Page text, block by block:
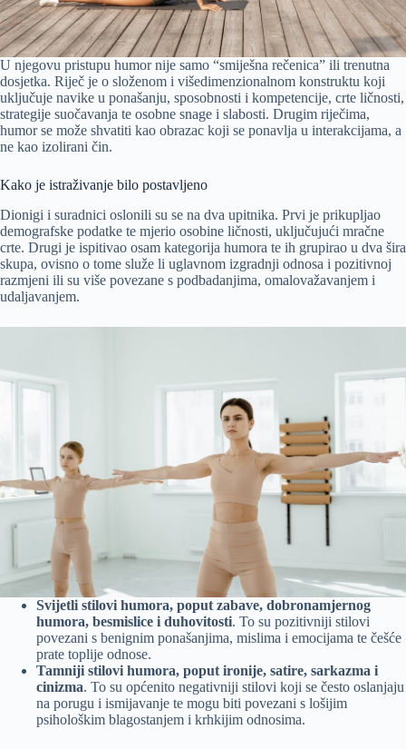
U njegovu pristupu humor nije samo “smiješna rečenica” ili trenutna
dosjetka. Riječ je o složenom i višedimenzionalnom konstruktu koji
uključuje navike u ponašanju, sposobnosti i kompetencije, crte ličnosti,
strategije suočavanja te osobne snage i slabosti. Drugim riječima,
humor se može shvatiti kao obrazac koji se ponavlja u interakcijama, a
ne kao izolirani čin.
Kako je istraživanje bilo postavljeno
Dionigi i suradnici oslonili su se na dva upitnika. Prvi je prikupljao
demografske podatke te mjerio osobine ličnosti, uključujući mračne
crte. Drugi je ispitivao osam kategorija humora te ih grupirao u dva šira
skupa, ovisno o tome služe li uglavnom izgradnji odnosa i pozitivnoj
razmjeni ili su više povezane s podbadanjima, omalovažavanjem i
udaljavanjem.
Svijetli stilovi humora, poput zabave, dobronamjernog
humora, besmislice i duhovitosti. To su pozitivniji stilovi
povezani s benignim ponašanjima, mislima i emocijama te češće
prate toplije odnose.
Tamniji stilovi humora, poput ironije, satire, sarkazma i
cinizma. To su općenito negativniji stilovi koji se često oslanjaju
na porugu i ismijavanje te mogu biti povezani s lošijim
psihološkim blagostanjem i krhkijim odnosima.